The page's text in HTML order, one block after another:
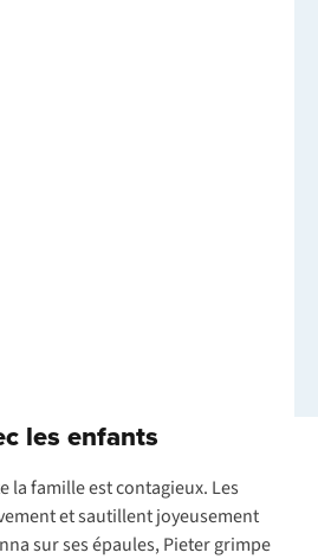
les enfants
la famille est contagieux. Les
et sautillent joyeusement
sur ses épaules, Pieter grimpe